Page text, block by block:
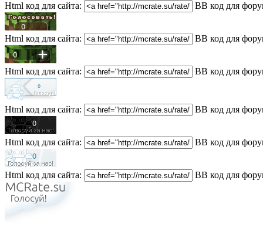
Html код для сайта: BB код для
Html код для сайта: BB код для
Html код для сайта: BB код для
Html код для сайта: BB код для
Html код для сайта: BB код для
Html код для сайта: BB код для